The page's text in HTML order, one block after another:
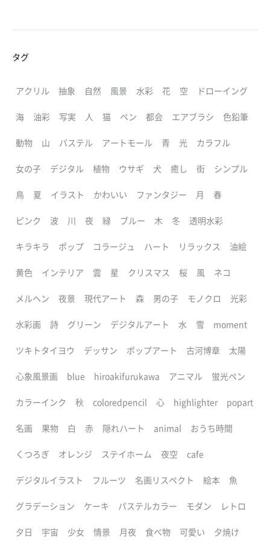
タグ
アクリル 抽象 自然 風景 水彩 花 空 ドローイング
海 油彩 写実 人 猫 ペン 都会 エアブラシ 色鉛筆
動物 山 パステル アートモール 青 光 カラフル
女の子 デジタル 植物 ウサギ 犬 癒し 街 シンプル
鳥 夏 イラスト かわいい ファンタジー 月 春
ピンク 波 川 夜 緑 ブルー 木 冬 透明水彩
キラキラ ポップ コラージュ ハート リラックス 油絵
黄色 インテリア 雲 星 クリスマス 桜 風 ネコ
メルヘン 夜景 現代アート 森 男の子 モノクロ 光彩
水彩画 詩 グリーン デジタルアート 水 雪 moment
ツキトタイヨウ デッサン ポップアート 古河博章 太陽
心象風景画 blue hiroakifurukawa アニマル 蛍光ペン
カラーインク 秋 coloredpencil 心 highlighter popart
名画 果物 白 赤 隠れハート animal おうち時間
くつろぎ オレンジ ステイホーム 夜空 cafe
デジタルイラスト フルーツ 名画リスペクト 絵本 魚
グラデーション ケーキ パステルカラー モダン レトロ
夕日 宇宙 少女 情景 月夜 食べ物 可愛い 夕焼け